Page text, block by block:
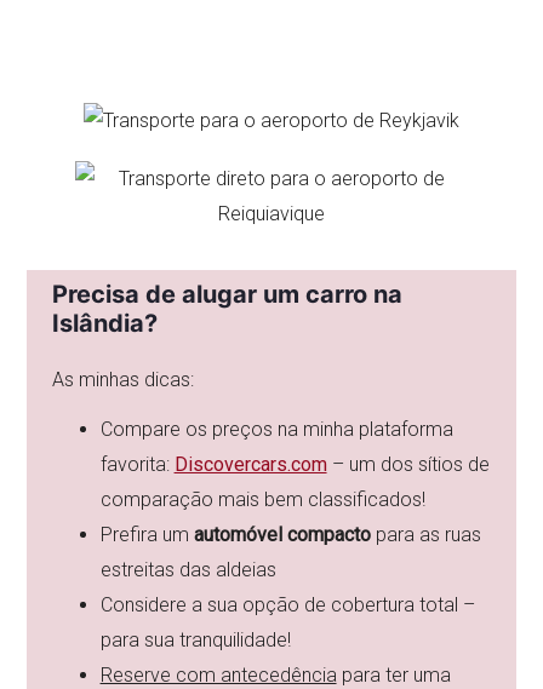
Precisa de alugar um carro na
Islândia?
As minhas dicas:
Compare os preços na minha plataforma
favorita: Discovercars.com – um dos sítios de
comparação mais bem classificados!
Prefira um automóvel compactopara as ruas
estreitas das aldeias
Considere a sua opção de cobertura total –
para sua tranquilidade!
Reserve com antecedênciapara ter uma